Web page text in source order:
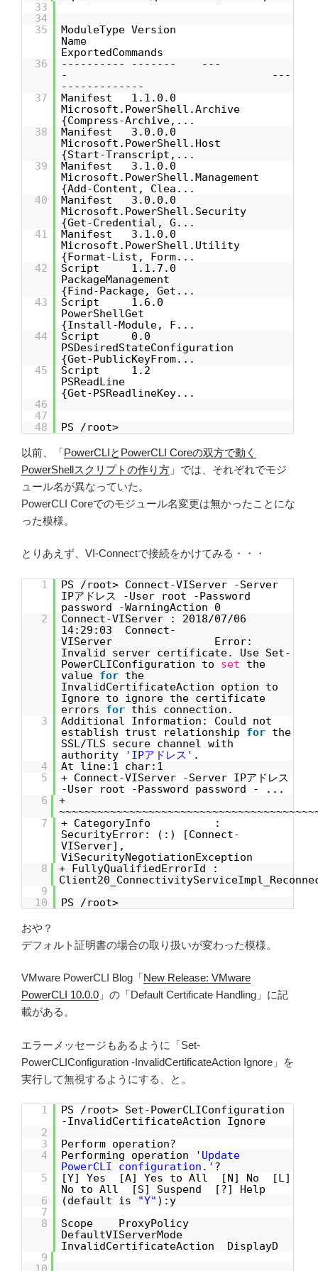
33
34
35
ModuleType Version
Name
ExportedCommands
36
---------- ------- ---
- ---
-------------
37
Manifest 1.1.0.0
Microsoft.PowerShell.Archive
{Compress-Archive,...
38
Manifest 3.0.0.0
Microsoft.PowerShell.Host
{Start-Transcript,...
39
Manifest 3.1.0.0
Microsoft.PowerShell.Management
{Add-Content, Clea...
40
Manifest 3.0.0.0
Microsoft.PowerShell.Security
{Get-Credential, G...
41
Manifest 3.1.0.0
Microsoft.PowerShell.Utility
{Format-List, Form...
42
Script 1.1.7.0
PackageManagement
{Find-Package, Get...
43
Script 1.6.0
PowerShellGet
{Install-Module, F...
44
Script 0.0
PSDesiredStateConfiguration
{Get-PublicKeyFrom...
45
Script 1.2
PSReadLine
{Get-PSReadlineKey...
46
47
48
PS /root>
以前、「PowerCLIとPowerCLI Coreの双方で動く
PowerShellスクリプトの作り方 」では、それぞれでモジ
ュール名が異なっていた。
PowerCLI Coreでのモジュール名変更は無かったことにな
った模様。
とりあえず、VI-Connectで接続をかけてみる・・・
1
PS /root> Connect-VIServer -Server
IPアドレス -User root -Password
password -WarningAction 0
2
Connect-VIServer : 2018/07/06
14:29:03 Connect-
VIServer Error:
Invalid server certificate. Use Set-
PowerCLIConfiguration to set
the
value for the
InvalidCertificateAction option to
Ignore to ignore the certificate
errors for this connection.
3
Additional Information: Could not
establish trust relationship for the
SSL/TLS secure channel with
authority
'IPアドレス' .
4
At line:1 char:1
5
+ Connect-VIServer -Server IPアドレス
-User root -Password password - ...
6
+
7
+ CategoryInfo :
SecurityError: (:) [Connect-
VIServer],
ViSecurityNegotiationException
8
+ FullyQualifiedErrorId :
9
10
PS /root>
おや？
デフォルト証明書の場合の取り扱いが変わった模様。
VMware PowerCLI Blog「New Release: VMware
PowerCLI 10.0.0 」の「Default Certificate Handling」に記
載がある。
エラーメッセージもあるように「Set-
PowerCLIConfiguration -InvalidCertificateAction Ignore」を
実行して無視するようにする、と。
1
PS /root> Set-PowerCLIConfiguration
-InvalidCertificateAction Ignore
2
3
Perform operation?
4
Performing operation
'Update
PowerCLI configuration.' ?
5
[Y] Yes [A] Yes to All [N] No [L]
No to All [S] Suspend [?] Help
6
(default is "Y" ):y
7
8
Scope ProxyPolicy
DefaultVIServerMode
InvalidCertificateAction DisplayD
9